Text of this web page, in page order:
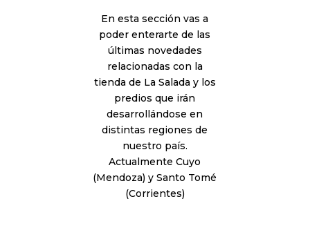
En esta sección vas a
poder enterarte de las
últimas novedades
relacionadas con la
tienda de La Salada y los
predios que irán
desarrollándose en
distintas regiones de
nuestro país.
Actualmente Cuyo
(Mendoza) y Santo Tomé
(Corrientes)